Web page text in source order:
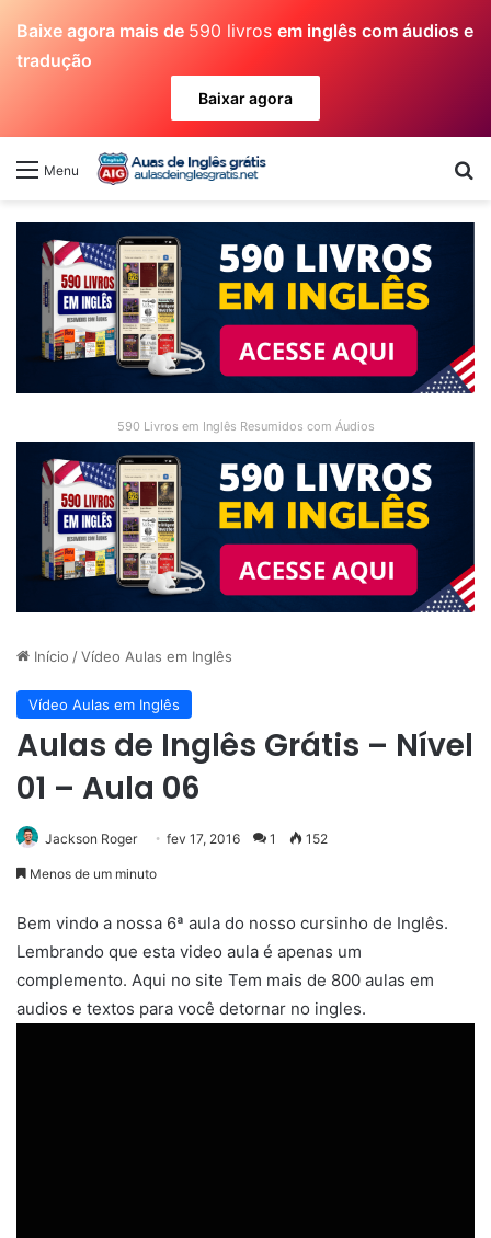
Baixe agora mais de 590 livros em inglês com áudios e
tradução
Baixar agora
Menu
590 Livros em Inglês Resumidos com Áudios
Início /Vídeo Aulas em Inglês
Vídeo Aulas em Inglês
Aulas de Inglês Grátis – Nível
01 – Aula 06
Jackson Roger fev 17, 2016 1 152
Menos de um minuto
Bem vindo a nossa 6ª aula do nosso cursinho de Inglês.
Lembrando que esta video aula é apenas um
complemento. Aqui no site Tem mais de 800 aulas em
audios e textos para você detornar no ingles.